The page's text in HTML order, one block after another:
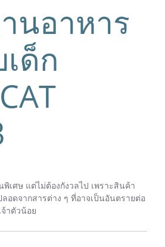
นอาหาร
ด็ก
พิเศษ แต่ไม่ต้องกังวลไป เพราะสินค้า
อดจากสารต่าง ๆ ที่อาจเป็นอันตรายต่อ
าตัวน้อย